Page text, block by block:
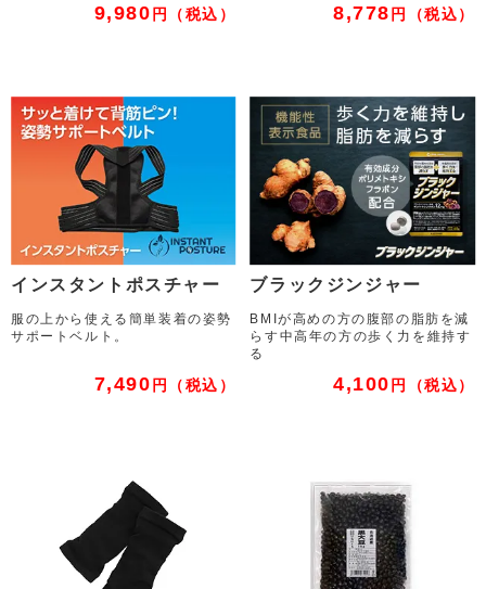
9,980 円 （税込） 8,778 円 （税込）
インスタントポスチャー
服の上から使える簡単装着の姿勢
サポートベルト。
7,490 円 （税込）
ブラックジンジャー
BMIが高めの方の腹部の脂肪を減
らす中高年の方の歩く力を維持す
る
4,100 円 （税込）